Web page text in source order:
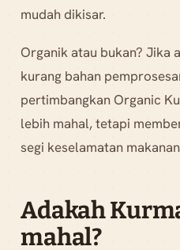
mudah dikisar.
Organik atau bukan? Jika
kurang bahan
pertimbangkan Organic
lebih mahal, tetapi
segi keselamatan
Adakah
mahal?